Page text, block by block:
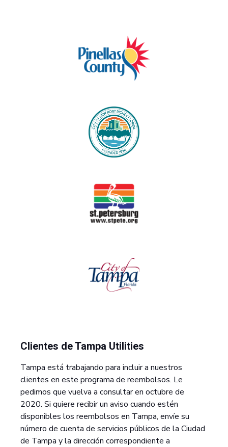
Clientes de Tampa Utilities
Tampa está trabajando para incluir a nuestros
clientes en este programa de reembolsos. Le
pedimos que vuelva a consultar en octubre de
2020. Si quiere recibir un aviso cuando estén
disponibles los reembolsos en Tampa, envíe su
número de cuenta de servicios públicos de la Ciudad
de Tampa y la dirección correspondiente a